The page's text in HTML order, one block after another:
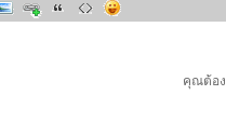
คุณต้อง